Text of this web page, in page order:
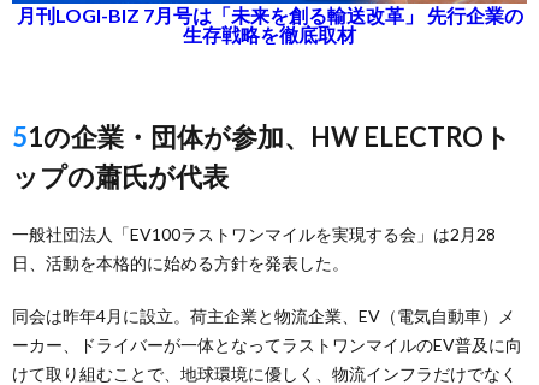
月刊LOGI-BIZ 7月号は「未来を創る輸送改革」 先行企業の
生存戦略を徹底取材
51の企業・団体が参加、HW ELECTROト
ップの蕭氏が代表
一般社団法人「EV100ラストワンマイルを実現する会」は2月28
日、活動を本格的に始める方針を発表した。
同会は昨年4月に設立。荷主企業と物流企業、EV（電気自動車）メ
ーカー、ドライバーが一体となってラストワンマイルのEV普及に向
けて取り組むことで、地球環境に優しく、物流インフラだけでなく